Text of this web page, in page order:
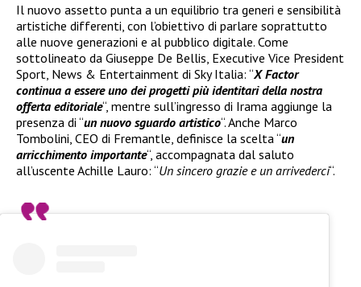
Il nuovo assetto punta a un equilibrio tra generi e sensibilità
artistiche differenti, con l’obiettivo di parlare soprattutto
alle nuove generazioni e al pubblico digitale. Come
sottolineato da Giuseppe De Bellis, Executive Vice President
Sport, News & Entertainment di Sky Italia: “X Factor
continua a essere uno dei progetti più identitari della nostra
offerta editoriale“, mentre sull’ingresso di Irama aggiunge la
presenza di “un nuovo sguardo artistico“. Anche Marco
Tombolini, CEO di Fremantle, definisce la scelta “un
arricchimento importante“, accompagnata dal saluto
all’uscente Achille Lauro: “Un sincero grazie e un arrivederci“.